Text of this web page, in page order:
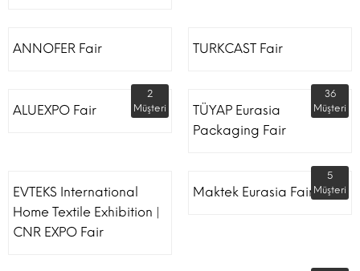
ANNOFER Fair TURKCAST Fair
ALUEXPO Fair
2
Müşteri
TÜYAP Eurasia
Packaging Fair
36
Müşteri
EVTEKS International
Home Textile Exhibition |
CNR EXPO Fair
Maktek Eurasia Fair
5
Müşteri